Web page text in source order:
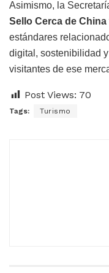
Asimismo, la
Sello Cerca de China
estándares
digital, sostenibilidad
visitantes de ese
Post Views: 70
Tags: Turismo